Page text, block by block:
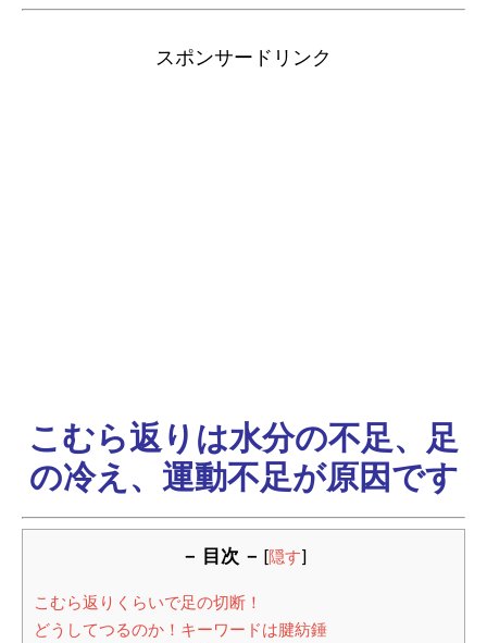
スポンサードリンク
こむら返りは水分の不足、足
の冷え、運動不足が原因です
－ 目次 － [隠す]
こむら返りくらいで足の切断！
どうしてつるのか！キーワードは腱紡錘